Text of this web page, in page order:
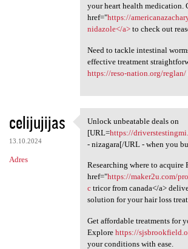
your heart health medication.
href="https://
nidazole</a>to check out
Need to tackle intestinal
effective treatment
https://reso-nation.org/reglan/
celijujijas
13.10.2024
Adres
Unlock unbeatable
Unlock unbeatable deals on
[URL=https://
- nizagara[/URL - when you
Researching where to acquire
href="https://maker2u.com/
ctricor from canada</a>
solution for your hair loss
Get affordable treatments for
Explore https://
your conditions with ease.